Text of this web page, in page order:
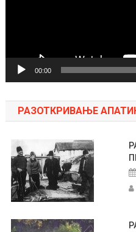
00:00
РАЗОТКРИВАЊЕ